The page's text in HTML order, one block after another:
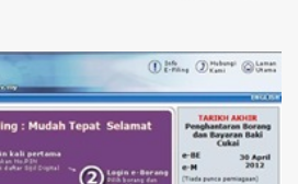
（ 包括我 ）但。。。对我来说 ， 这次是
？？ 看看相片先 。